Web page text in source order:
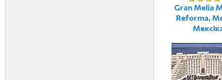
Gran Melia
Reforma,